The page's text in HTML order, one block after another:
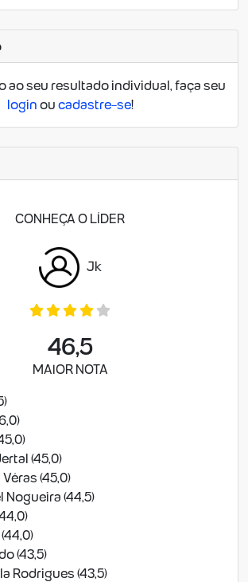
ao seu resultado individual, faça seu
loginoucadastre-se!
CONHEÇA O LÍDER
Jk
46,5
MAIOR NOTA
(45,0)
Véras (45,0)
Nogueira (44,5)
(43,5)
Rodrigues (43,5)